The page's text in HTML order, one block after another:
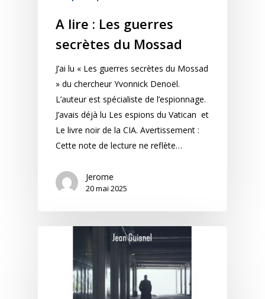
A lire : Les guerres
secrètes du Mossad
J’ai lu « Les guerres secrètes du Mossad
» du chercheur Yvonnick Denoël.
L’auteur est spécialiste de l’espionnage.
J’avais déjà lu Les espions du Vatican et
Le livre noir de la CIA. Avertissement :
Cette note de lecture ne reflète…
Jerome
20 mai 2025